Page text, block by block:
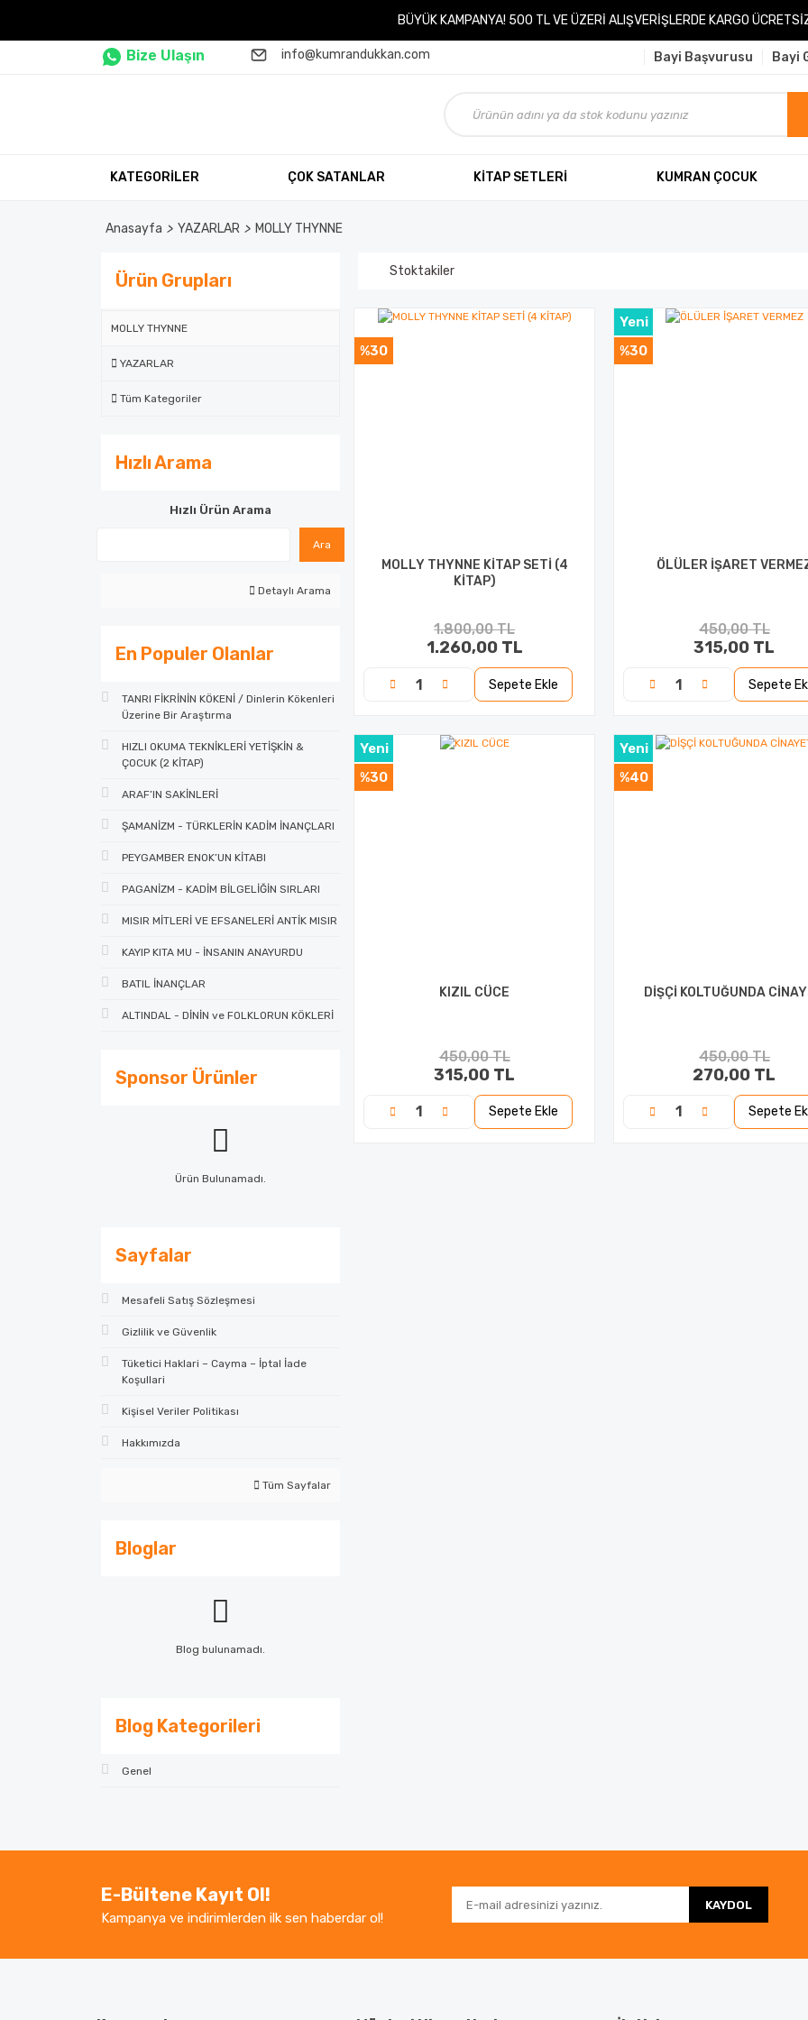
BÜYÜK KAMPANYA! 500 TL VE ÜZERİ ALIŞVERİŞLERDE KARGO
Bize Ulaşın info@kumrandukkan.com Bayi Başvurusu Bayi
KATEGORİLER ÇOK SATANLAR KİTAP SETLERİ KUMRAN ÇOCUK
Anasayfa YAZARLAR MOLLY THYNNE
Ürün Grupları
MOLLY THYNNE
YAZARLAR
Tüm Kategoriler
Hızlı Arama
Hızlı Ürün Arama
Ara
Detaylı Arama
En Populer Olanlar
TANRI FİKRİNİN KÖKENİ / Dinlerin Kökenleri
Üzerine Bir Araştırma
HIZLI OKUMA TEKNİKLERİ YETİŞKİN &
ÇOCUK (2 KİTAP)
ARAF’IN SAKİNLERİ
ŞAMANİZM - TÜRKLERİN KADİM İNANÇLARI
PEYGAMBER ENOK’UN KİTABI
PAGANİZM - KADİM BİLGELİĞİN SIRLARI
MISIR MİTLERİ VE EFSANELERİ ANTİK MISIR
KAYIP KITA MU - İNSANIN ANAYURDU
BATIL İNANÇLAR
ALTINDAL - DİNİN ve FOLKLORUN KÖKLERİ
Sponsor Ürünler
Ürün Bulunamadı.
Sayfalar
Mesafeli Satış Sözleşmesi
Gizlilik ve Güvenlik
Tüketici Haklari – Cayma – İptal İade
Koşullari
Kişisel Veriler Politikası
Hakkımızda
Tüm Sayfalar
Bloglar
Blog bulunamadı.
Blog Kategorileri
Genel
Stoktakiler
%30
MOLLY THYNNE KİTAP SETİ (4
KİTAP)
1.800,00 TL
1.260,00 TL
Sepete Ekle
%30
Yeni
ÖLÜLER İŞARET
450,00 TL
315,00 TL
Sepete
%30
Yeni
KIZIL CÜCE
450,00 TL
315,00 TL
Sepete Ekle
%40
Yeni
DİŞÇİ KOLTUĞUNDA
450,00 TL
270,00 TL
Sepete
E-Bültene Kayıt Ol!
Kampanya ve indirimlerden ilk sen haberdar ol!
KAYDOL